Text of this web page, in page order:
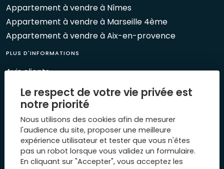
Le respect de votre vie privée est
notre priorité
Nous utilisons des cookies afin de mesurer
l'audience du site, proposer une meilleure
expérience utilisateur et tester que vous n'êtes
pas un robot lorsque vous validez un formulaire.
En cliquant sur "Accepter", vous acceptez les
Appartement à vendre à Nîmes
Appartement à vendre à Marseille 4ème
Appartement à vendre à Aix-en-provence
PLUS D'INFORMATIONS
Avis clients
Le Mag 1894
Nos évènements
Biens vendus
Plan du site
Mentions légales
Nous contacter